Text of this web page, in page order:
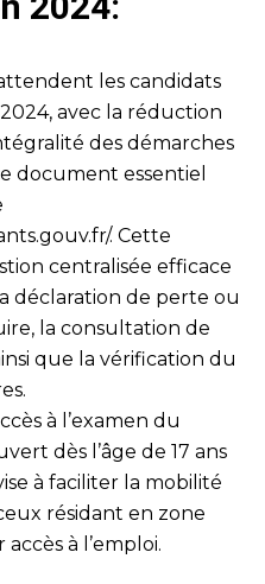
les candidats
avec la réduction
des démarches
document essentiel
. Cette
centralisée efficace
déclaration de perte ou
la consultation de
que la vérification du
à l’examen du
dès l’âge de 17 ans
à faciliter la mobilité
résidant en zone
à l’emploi.